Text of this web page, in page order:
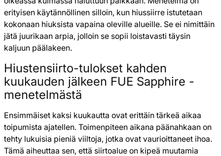
erityisen käytännöllinen silloin, kun hiussiirre istutetaan
kokonaan hiuksista vapaina oleville alueille. Se ei nimittäin
jätä juurikaan arpia, jolloin se sopii loistavasti täysin
kaljuun päälakeen.
Hiustensiirto-tulokset kahden
kuukauden jälkeen FUE Sapphire -
menetelmästä
Ensimmäiset kaksi kuukautta ovat erittäin tärkeä aikaa
toipumista ajatellen. Toimenpiteen aikana päänahkaan on
tehty lukuisia pieniä viiltoja, jotka ovat vaurioittaneet ihoa.
Tämä aiheuttaa sen, että siirtoalue on kipeä muutamia